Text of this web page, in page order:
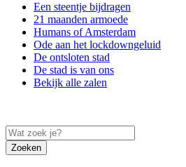
Een steentje bijdragen
21 maanden armoede
Humans of Amsterdam
Ode aan het lockdowngeluid
De ontsloten stad
De stad is van ons
Bekijk alle zalen
Zoeken